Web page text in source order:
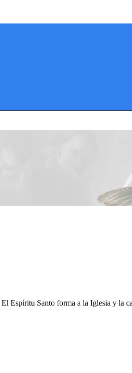
Espíritu Santo forma a la Iglesia y la